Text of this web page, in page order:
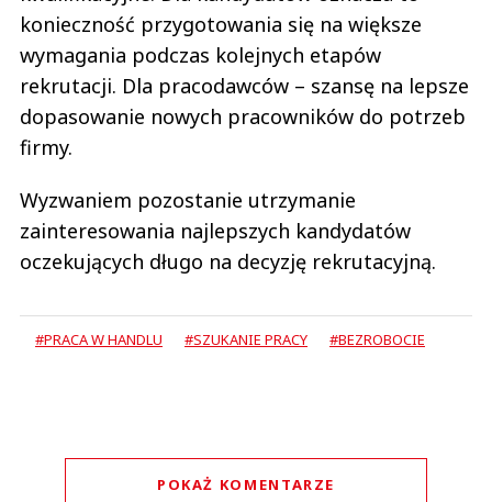
konieczność przygotowania się na większe
wymagania podczas kolejnych etapów
rekrutacji. Dla pracodawców – szansę na lepsze
dopasowanie nowych pracowników do potrzeb
firmy.
Wyzwaniem pozostanie utrzymanie
zainteresowania najlepszych kandydatów
oczekujących długo na decyzję rekrutacyjną.
#PRACA W HANDLU #SZUKANIE PRACY #BEZROBOCIE
POKAŻ KOMENTARZE